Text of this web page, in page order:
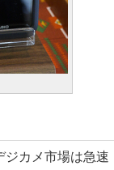
ジカメ市場は急速